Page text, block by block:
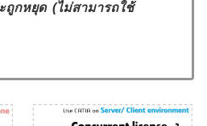
ถูกหยุด (ไม่สามารถใช้